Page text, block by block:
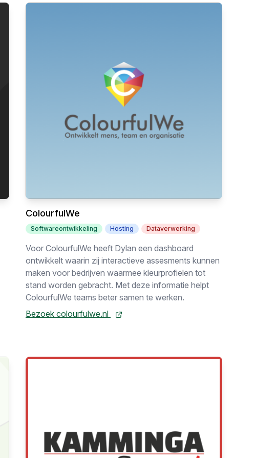
ColourfulWe
Softwareontwikkeling Hosting Dataverwerking
Voor ColourfulWe heeft Dylan een dashboard
ontwikkelt waarin zij interactieve assesments kunnen
maken voor bedrijven waarmee kleurprofielen tot
stand worden gebracht. Met deze informatie helpt
ColourfulWe teams beter samen te werken.
Bezoek colourfulwe.nl